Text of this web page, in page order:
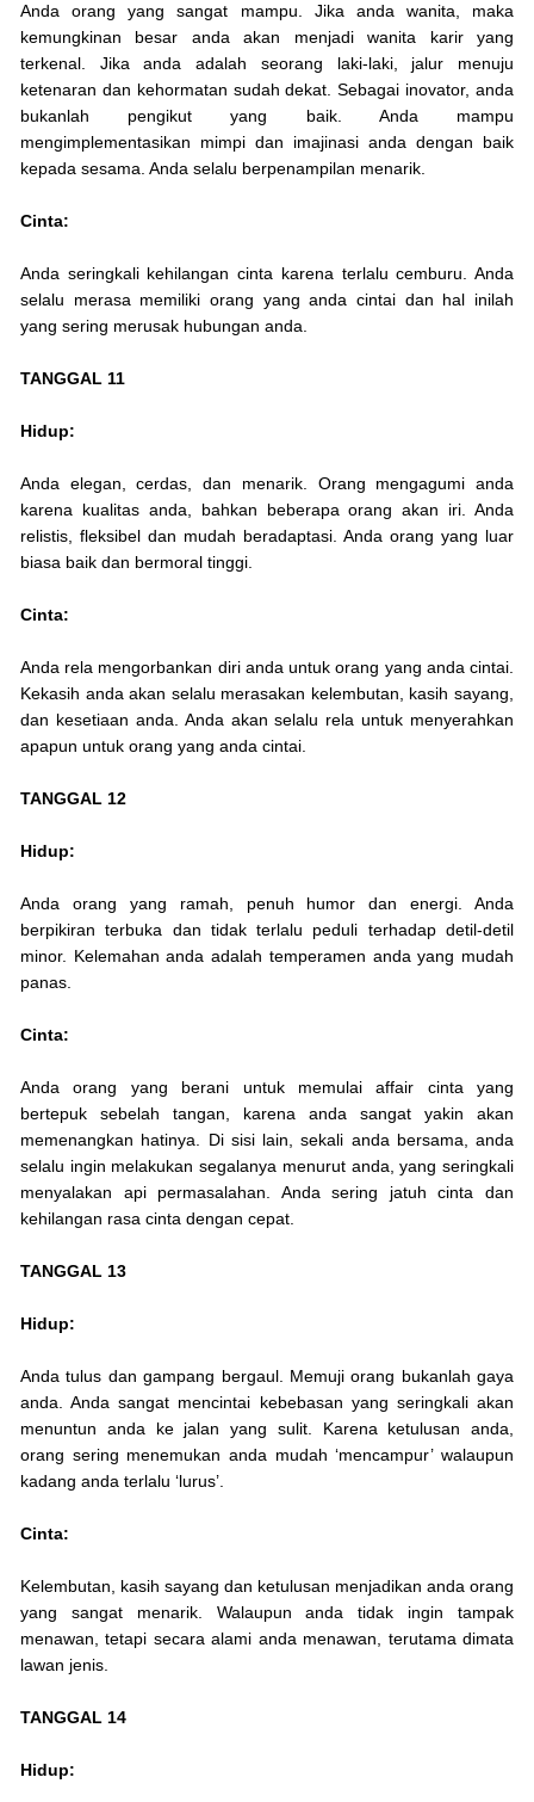
Anda orang yang sangat mampu. Jika anda wanita, maka
kemungkinan besar anda akan menjadi wanita karir yang
terkenal. Jika anda adalah seorang laki-laki, jalur menuju
ketenaran dan kehormatan sudah dekat. Sebagai inovator, anda
bukanlah pengikut yang baik. Anda mampu
mengimplementasikan mimpi dan imajinasi anda dengan baik
kepada sesama. Anda selalu berpenampilan menarik.
Cinta:
Anda seringkali kehilangan cinta karena terlalu cemburu. Anda
selalu merasa memiliki orang yang anda cintai dan hal inilah
yang sering merusak hubungan anda.
TANGGAL 11
Hidup:
Anda elegan, cerdas, dan menarik. Orang mengagumi anda
karena kualitas anda, bahkan beberapa orang akan iri. Anda
relistis, fleksibel dan mudah beradaptasi. Anda orang yang luar
biasa baik dan bermoral tinggi.
Cinta:
Anda rela mengorbankan diri anda untuk orang yang anda cintai.
Kekasih anda akan selalu merasakan kelembutan, kasih sayang,
dan kesetiaan anda. Anda akan selalu rela untuk menyerahkan
apapun untuk orang yang anda cintai.
TANGGAL 12
Hidup:
Anda orang yang ramah, penuh humor dan energi. Anda
berpikiran terbuka dan tidak terlalu peduli terhadap detil-detil
minor. Kelemahan anda adalah temperamen anda yang mudah
panas.
Cinta:
Anda orang yang berani untuk memulai affair cinta yang
bertepuk sebelah tangan, karena anda sangat yakin akan
memenangkan hatinya. Di sisi lain, sekali anda bersama, anda
selalu ingin melakukan segalanya menurut anda, yang seringkali
menyalakan api permasalahan. Anda sering jatuh cinta dan
kehilangan rasa cinta dengan cepat.
TANGGAL 13
Hidup:
Anda tulus dan gampang bergaul. Memuji orang bukanlah gaya
anda. Anda sangat mencintai kebebasan yang seringkali akan
menuntun anda ke jalan yang sulit. Karena ketulusan anda,
orang sering menemukan anda mudah ‘mencampur’ walaupun
kadang anda terlalu ‘lurus’.
Cinta:
Kelembutan, kasih sayang dan ketulusan menjadikan anda orang
yang sangat menarik. Walaupun anda tidak ingin tampak
menawan, tetapi secara alami anda menawan, terutama dimata
lawan jenis.
TANGGAL 14
Hidup: